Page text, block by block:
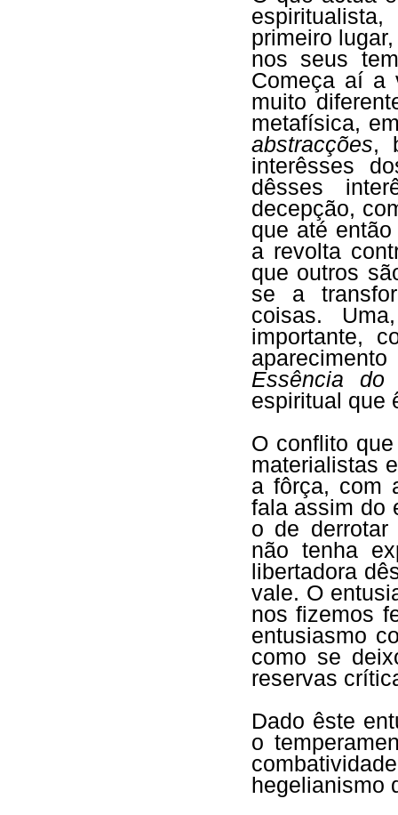
primeiro
nos seus
Começa aí a
muito
metafísica,
abstracções,
interêsses
dêsses
decepção,
que até
a revolta
que outros
se a
coisas.
importante,
Essência do
espiritual que
O conflito
materialistas
a fôrça, com
fala assim do
o de derrotar
não tenha
libertadora
vale. O
nos fizemos
entusiasmo
como se
reservas
Dado êste
o
hegelianismo